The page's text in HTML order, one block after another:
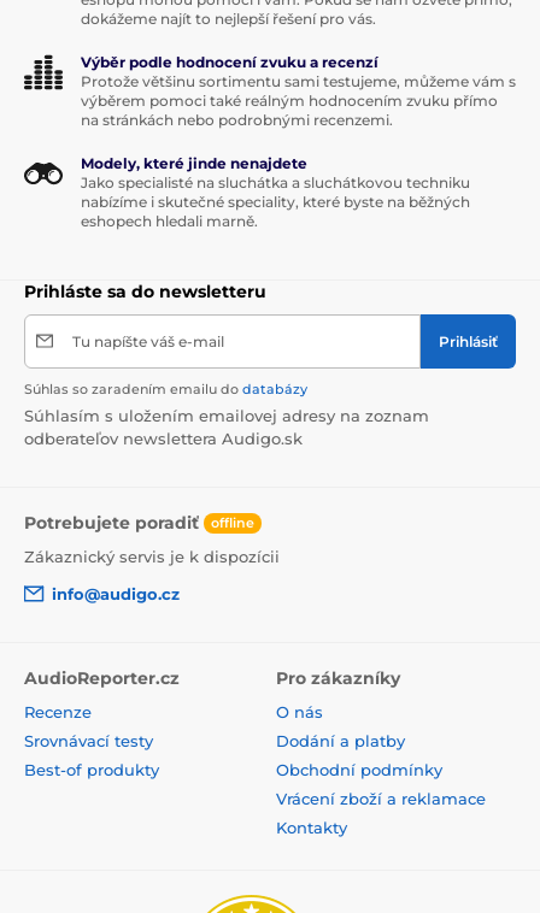
dokážeme najít to nejlepší řešení pro vás.
Výběr podle hodnocení zvuku a recenzí
Protože většinu sortimentu sami testujeme, můžeme vám s
výběrem pomoci také reálným hodnocením zvuku přímo
na stránkách nebo podrobnými recenzemi.
Modely, které jinde nenajdete
Jako specialisté na sluchátka a sluchátkovou techniku
nabízíme i skutečné speciality, které byste na běžných
eshopech hledali marně.
Prihláste sa do newsletteru
Tu napíšte váš e-mail Prihlásiť
Súhlas so zaradením emailu do databázy
Súhlasím s uložením emailovej adresy na zoznam
odberateľov newslettera Audigo.sk
Potrebujete poradiť offline
Zákaznický servis je k dispozícii
info@audigo.cz
AudioReporter.cz
Recenze
Srovnávací testy
Best-of produkty
Pro zákazníky
O nás
Dodání a platby
Obchodní podmínky
Vrácení zboží a reklamace
Kontakty